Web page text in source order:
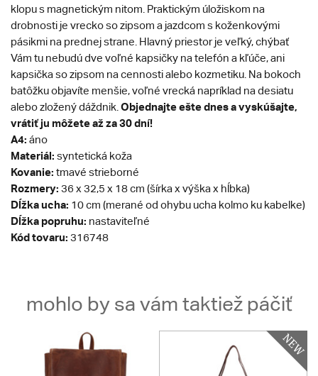
klopu s magnetickým nitom. Praktickým úložiskom na
drobnosti je vrecko so zipsom a jazdcom s koženkovými
pásikmi na prednej strane. Hlavný priestor je veľký, chýbať
Vám tu nebudú dve voľné kapsičky na telefón a kľúče, ani
kapsička so zipsom na cennosti alebo kozmetiku. Na bokoch
batôžku objavíte menšie, voľné vrecká napríklad na desiatu
alebo zložený dáždnik. Objednajte ešte dnes a vyskúšajte,
vrátiť ju môžete až za 30 dní!
A4: áno
Materiál: syntetická koža
Kovanie: tmavé strieborné
Rozmery: 36 x 32,5 x 18 cm (šírka x výška x hĺbka)
Dĺžka ucha: 10 cm (merané od ohybu ucha kolmo ku kabelke)
Dĺžka popruhu: nastaviteľné
Kód tovaru: 316748
mohlo by sa vám taktiež páčiť